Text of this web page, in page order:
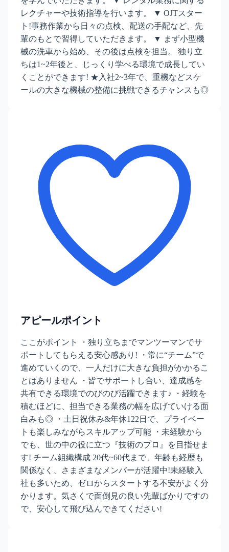
レクチャーや技術指導を行います。 ▼ OJTスター
ト!事務作業から日々の点検、配送の手配など、先
輩のもとで習得していただきます。 ▼ まず小型機
械の洗車から始め、その後は点検を担当。 独り立
ちは1~2年後と、じっくり学べる環境で成長してい
くことができます! ★入社2~3年で、重機などスケ
ールの大きな機械の整備に挑戦できるチャンスも◎
アピールポイント
ここがポイント ・独り立ちまでマンツーマンでサ
ポートしてもらえる安心感あり! ・常に“チーム”で
進めていくので、一人だけに大きな負担がかかるこ
とはありません ・皆でサポートし合い、達成感を
共有できる環境でのびのび活躍できます♪ ・経験を
積むほどに、担当できる業務の幅を広げていける面
白みも◎ ・土日祝休み&年休122日で、プライベー
トも楽しみながらスキルアップ可能 ・未経験から
でも、世の中の役に立つ『技術のプロ』を目指せま
す! チーム組織構成 20代~60代まで、年齢も経歴も
関係なく、さまざまなメンバーが活躍中!未経験入
社も多いため、ゼロからスタートする不安がよく分
かります。気さくで面倒見の良い先輩ばかりですの
で、安心して飛び込んできてください!